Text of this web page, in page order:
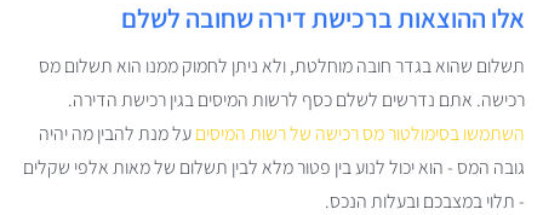
אלו ההוצאות ברכישת דירה שחובה לשלם
תשלום שהוא בגדר חובה מוחלטת, ולא ניתן לחמוק ממנו הוא תשלום מס
רכישה. אתם נדרשים לשלם כסף לרשות המיסים בגין רכישת הדירה.
השתמשו בסימולטור מס רכישה של רשות המיסיםעל מנת להבין מה יהיה
גובה המס - הוא יכול לנוע בין פטור מלא לבין תשלום של מאות אלפי שקלים
- תלוי במצבכם ובעלות הנכס.